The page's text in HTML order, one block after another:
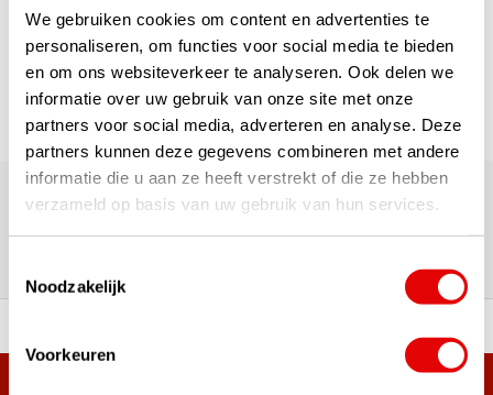
We gebruiken cookies om content en advertenties te
personaliseren, om functies voor social media te bieden
en om ons websiteverkeer te analyseren. Ook delen we
informatie over uw gebruik van onze site met onze
partners voor social media, adverteren en analyse. Deze
partners kunnen deze gegevens combineren met andere
informatie die u aan ze heeft verstrekt of die ze hebben
verzameld op basis van uw gebruik van hun services.
Noodzakelijk
Voorkeuren
Pagina 1 van 1
180.000+ Klanten | 5.000+ Reviews | Trusted Shops, TrustPilot,
Reviews: Onze klanten aan het